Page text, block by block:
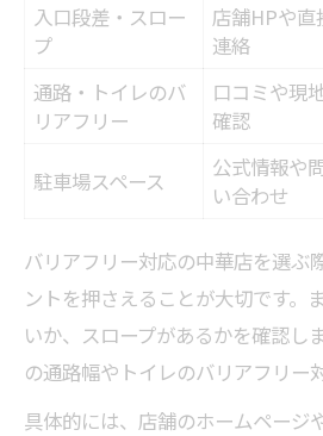
入口段差・スロー
プ
店舗HPや直
連絡
通路・トイレのバ
リアフリー
口コミや現
確認
駐車場スペース
公式情報や
い合わせ
バリアフリー対応の中華店を選ぶ
ントを押さえることが大切です。
いか、スロープがあるかを確認し
の通路幅やトイレのバリアフリー
具体的には、店舗のホームページ